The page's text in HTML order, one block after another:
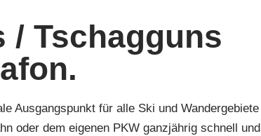
/ Tschagguns
Ausgangspunkt für alle Ski und Wandergebiete
oder dem eigenen PKW ganzjährig schnell und